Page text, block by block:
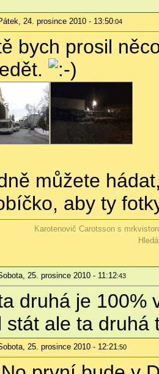
24. prosince 2010 - 13:50:04
bych prosil
můžete
aby ty
Karotenovič Carotsson s
25. prosince 2010 - 11:12:43
druhá je 100%
stát ale ta druhá
25. prosince 2010 - 12:21:50